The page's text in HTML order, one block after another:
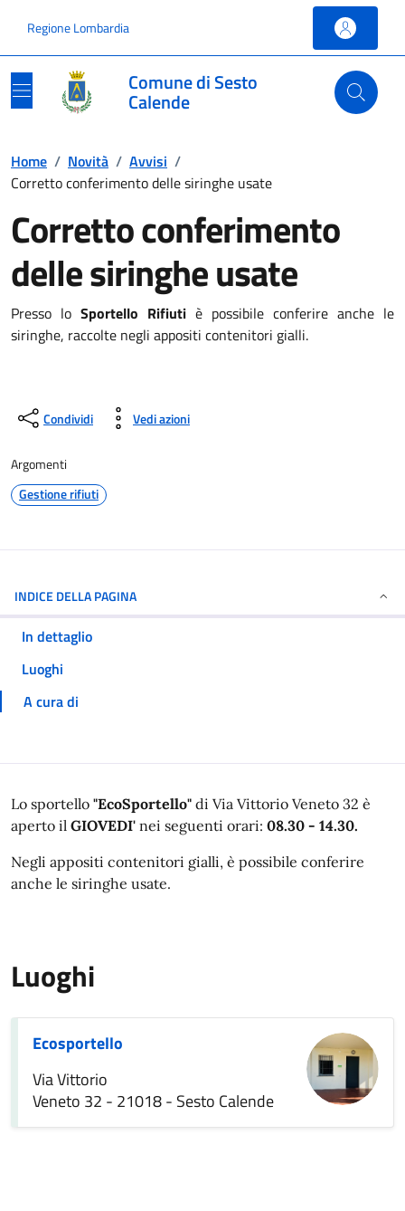
Regione Lombardia
Comune di Sesto
Calende
Home / Novità / Avvisi /
Corretto conferimento delle siringhe usate
Corretto conferimento
delle siringhe usate
Presso lo Sportello Rifiuti è possibile conferire anche le
siringhe, raccolte negli appositi contenitori gialli.
Condividi Vedi azioni
Argomenti
Gestione rifiuti
INDICE DELLA PAGINA
In dettaglio
Luoghi
A cura di
In dettaglio
Lo sportello "EcoSportello" di Via Vittorio Veneto 32 è
aperto il GIOVEDI' nei seguenti orari: 08.30 - 14.30.
Negli appositi contenitori gialli, è possibile conferire
anche le siringhe usate.
Luoghi
Ecosportello
Via Vittorio
Veneto 32 - 21018 - Sesto Calende